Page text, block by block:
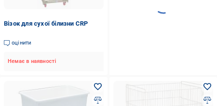
Візок для сухої білизни CRP
оцінити
Немає в наявності